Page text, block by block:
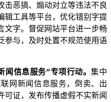
击恶搞、煽动对立等违法不良
辑工具等平台，优化错别字提
文字。督促网站平台进一步畅
参与，及时处置不规范使用语
闻信息服务”专项行动。集中
网新闻信息服务，倒卖、出
可证，发布传播虚假不实新闻